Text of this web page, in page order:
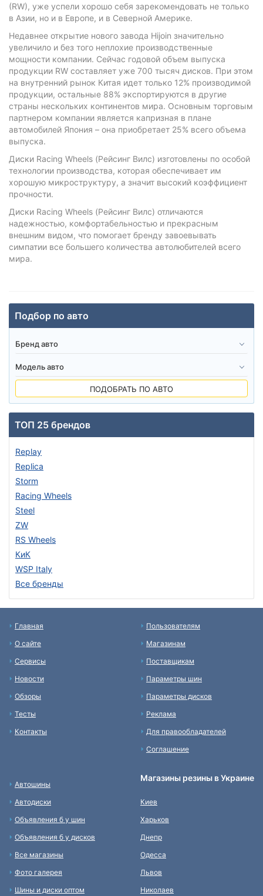
(RW), уже успели хорошо себя зарекомендовать не только
в Азии, но и в Европе, и в Северной Америке.
Недавнее открытие нового завода Hijoin значительно
увеличило и без того неплохие производственные
мощности компании. Сейчас годовой объем выпуска
продукции RW составляет уже 700 тысяч дисков. При этом
на внутренний рынок Китая идет только 12% производимой
продукции, остальные 88% экспортируются в другие
страны нескольких континентов мира. Основным торговым
партнером компании является капризная в плане
автомобилей Япония – она приобретает 25% всего объема
выпуска.
Диски Racing Wheels (Рейсинг Вилс) изготовлены по особой
технологии производства, которая обеспечивает им
хорошую микроструктуру, а значит высокий коэффициент
прочности.
Диски Racing Wheels (Рейсинг Вилс) отличаются
надежностью, комфортабельностью и прекрасным
внешним видом, что помогает бренду завоевывать
симпатии все большего количества автолюбителей всего
мира.
Подбор по авто
ПОДОБРАТЬ ПО АВТО
ТОП 25 брендов
Replay
Replica
Storm
Racing Wheels
Steel
ZW
RS Wheels
КиК
WSP Italy
Все бренды
Главная
О сайте
Сервисы
Новости
Обзоры
Тесты
Контакты
Пользователям
Магазинам
Поставщикам
Параметры шин
Параметры дисков
Реклама
Для правообладателей
Соглашение
Автошины
Автодиски
Объявления б у шин
Объявления б у дисков
Все магазины
Фото галерея
Шины и диски оптом
Магазины резины в Украине
Киев
Харьков
Днепр
Одесса
Львов
Николаев